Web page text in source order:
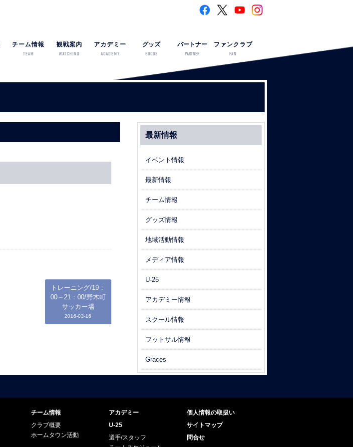
チーム情報
TEAM
観戦案内
WATCHING
アカデミー
ACADEMY
グッズ
GOODS
パートナー
PARTNER
ファンクラブ
FAN
トレーニング/19：
00～21：00/野木町
サッカー場
2016-03-16
最新情報
イベント情報
最新情報
チーム情報
グッズ情報
地域活動情報
メディア情報
U-25
アカデミー情報
スクール情報
フットサル情報
Graces
チーム情報
クラブ概要
ホームタウン活動
アカデミー
U-25
選手/スタッフ
個人情報の取扱い
サイトマップ
問合せ